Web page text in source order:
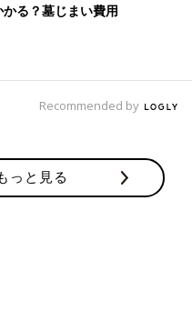
る？墓じまい費用
Recommended by
っと見る